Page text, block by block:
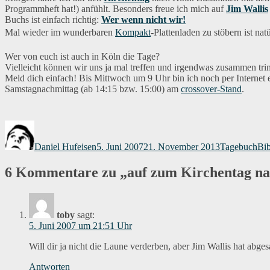
Programmheft hat!) anfühlt. Besonders freue ich mich aufJim Wallis
Buchs ist einfach richtig: Wer wenn nicht wir!
Mal wieder im wunderbaren Kompakt-Plattenladen zu stöbern ist
Wer von euch ist auch in Köln die Tage?
Vielleicht können wir uns ja mal treffen und irgendwas zusammen
Meld dich einfach! Bis Mittwoch um 9 Uhr bin ich noch per
Samstagnachmittag (ab 14:15 bzw. 15:00) am crossover-Stand.
Daniel Hufeisen5. Juni 200721. November 2013Tagebuch
6 Kommentare zu „auf zum Kirchentag
toby sagt:
5. Juni 2007 um 21:51 Uhr
Will dir ja nicht die Laune verderben, aber Jim Wallis hat
Antworten